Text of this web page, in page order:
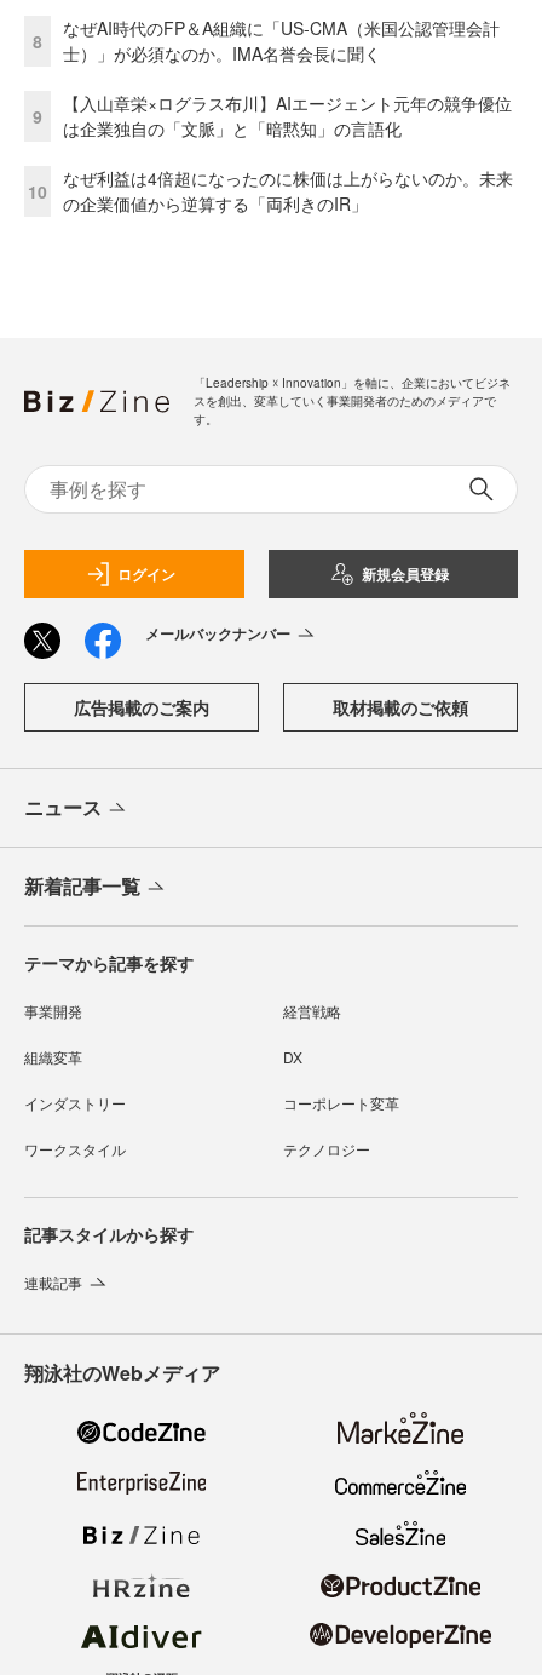
8
なぜAI時代のFP＆A組織に「US-CMA（米国公認管理会計
士）」が必須なのか。IMA名誉会長に聞く
9
【入山章栄×ログラス布川】AIエージェント元年の競争優位
は企業独自の「文脈」と「暗黙知」の言語化
10
なぜ利益は4倍超になったのに株価は上がらないのか。未来
の企業価値から逆算する「両利きのIR」
「Leadership ☓ Innovation」を軸に、企業においてビジネ
スを創出、変革していく事業開発者のためのメディアで
す。
ログイン 新規会員登録
メールバックナンバー
広告掲載のご案内 取材掲載のご依頼
ニュース
新着記事一覧
テーマから記事を探す
事業開発 経営戦略
組織変革 DX
インダストリー コーポレート変革
ワークスタイル テクノロジー
記事スタイルから探す
連載記事
翔泳社のWebメディア